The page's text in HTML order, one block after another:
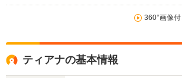
360°画像
ティアナの基本情報